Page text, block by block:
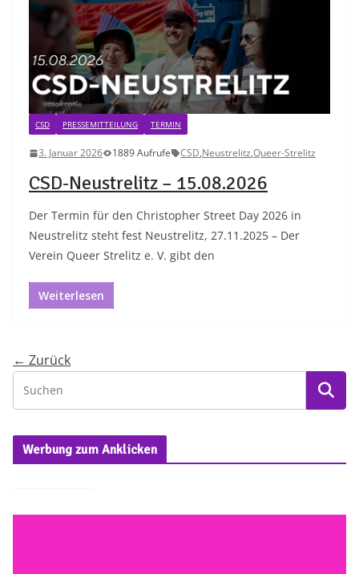
CSD PRESSEMITTEILUNG TERMIN
3. Januar 2026 1889 Aufrufe CSD,Neustrelitz,Queer-Strelitz
CSD-Neustrelitz – 15.08.2026
Der Termin für den Christopher Street Day 2026 in
Neustrelitz steht fest Neustrelitz, 27.11.2025 – Der
Verein Queer Strelitz e. V. gibt den
Weiterlesen
← Zurück
Werbung zum Anklicken